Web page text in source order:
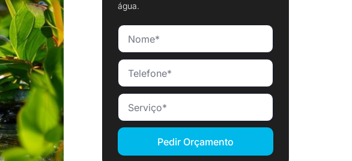
água.
Pedir Orçamento